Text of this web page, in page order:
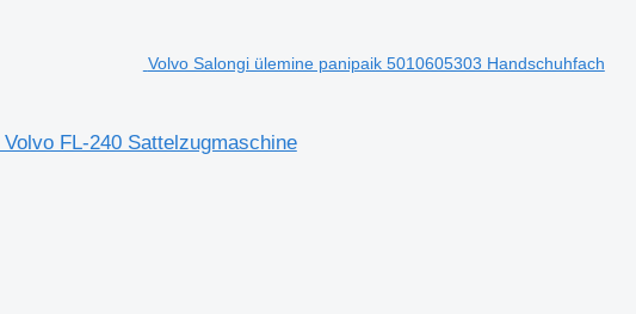
Volvo Salongi ülemine panipaik 5010605303 Handschuhfach
FL-240 Sattelzugmaschine